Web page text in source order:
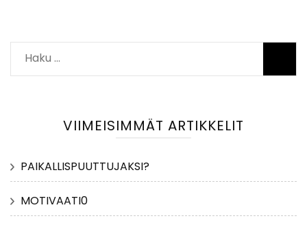
Haku:
VIIMEISIMMÄT ARTIKKELIT
PAIKALLISPUUTTUJAKSI?
MOTIVAATI0